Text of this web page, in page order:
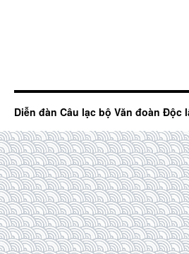
Diễn đàn Câu lạc bộ Văn đoàn Độc